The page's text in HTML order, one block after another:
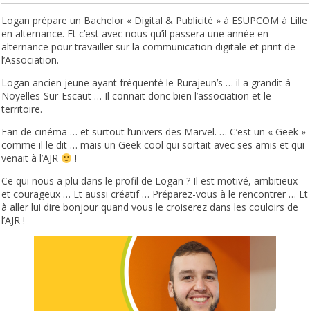
Logan prépare un Bachelor « Digital & Publicité » à ESUPCOM à Lille
en alternance. Et c’est avec nous qu’il passera une année en
alternance pour travailler sur la communication digitale et print de
l’Association.
Logan ancien jeune ayant fréquenté le Rurajeun’s … il a grandit à
Noyelles-Sur-Escaut … Il connait donc bien l’association et le
territoire.
Fan de cinéma … et surtout l’univers des Marvel. … C’est un « Geek »
comme il le dit … mais un Geek cool qui sortait avec ses amis et qui
venait à l’AJR
!
Ce qui nous a plu dans le profil de Logan ? Il est motivé, ambitieux
et courageux … Et aussi créatif … Préparez-vous à le rencontrer … Et
à aller lui dire bonjour quand vous le croiserez dans les couloirs de
l’AJR !